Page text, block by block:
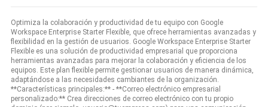
Optimiza la colaboración y productividad de tu equipo con Google
Workspace Enterprise Starter Flexible, que ofrece herramientas avanzadas y
flexibilidad en la gestión de usuarios. Google Workspace Enterprise Starter
Flexible es una solución de productividad empresarial que proporciona
herramientas avanzadas para mejorar la colaboración y eficiencia de los
equipos. Este plan flexible permite gestionar usuarios de manera dinámica,
adaptándose a las necesidades cambiantes de la organización.
**Características principales:** - **Correo electrónico empresarial
personalizado:** Crea direcciones de correo electrónico con tu propio